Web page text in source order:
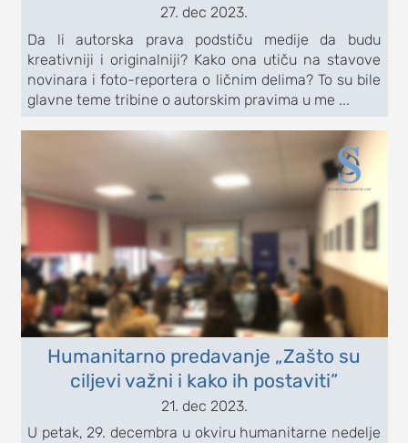
27. dec 2023.
Da li autorska prava podstiču medije da budu
kreativniji i originalniji? Kako ona utiču na stavove
novinara i foto-reportera o ličnim delima? To su bile
glavne teme tribine o autorskim pravima u me ...
Humanitarno predavanje „Zašto su
ciljevi važni i kako ih postaviti”
21. dec 2023.
U petak, 29. decembra u okviru humanitarne nedelje